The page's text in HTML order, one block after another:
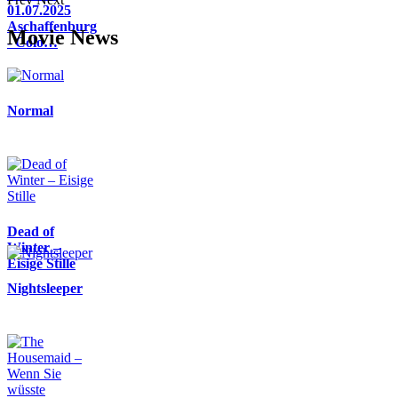
01.07.2025
Aschaffenburg
- Colo…
Movie News
Normal
Dead of
Winter –
Eisige Stille
Nightsleeper